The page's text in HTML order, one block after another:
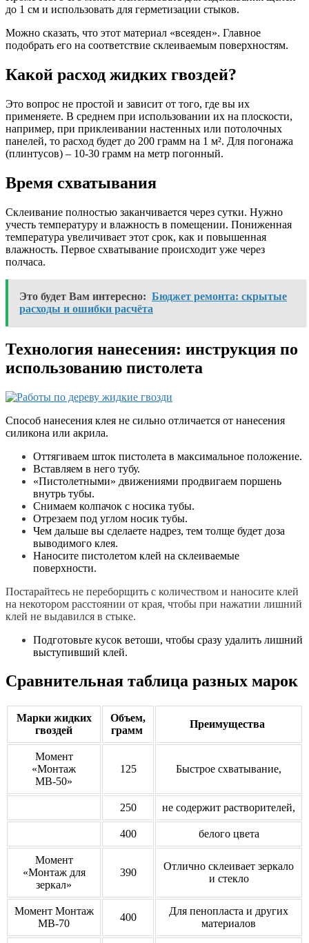
до 1 см и использовать для герметизации стыков.
Можно сказать, что этот материал «всеяден». Главное
подобрать его на соответствие склеиваемым поверхностям.
Какой расход жидких гвоздей?
Это вопрос не простой и зависит от того, где вы их
применяете. В среднем при использовании их на плоскости,
например, при приклеивании настенных или потолочных
панелей, то расход будет до 200 грамм на 1 м². Для погонажа
(плинтусов) – 10-30 грамм на метр погонный.
Время схватывания
Склеивание полностью заканчивается через сутки. Нужно
учесть температуру и влажность в помещении. Пониженная
температура увеличивает этот срок, как и повышенная
влажность. Первое схватывание происходит уже через
полчаса.
Это будет Вам интересно: Бюджет ремонта: скрытые
расходы и ошибки расчёта
Технология нанесения: инструкция по
использованию пистолета
Способ нанесения клея не сильно отличается от нанесения
силикона или акрила.
Оттягиваем шток пистолета в максимальное положение.
Вставляем в него тубу.
«Пистолетными» движениями продвигаем поршень
внутрь тубы.
Снимаем колпачок с носика тубы.
Отрезаем под углом носик тубы.
Чем дальше вы сделаете надрез, тем толще будет доза
выводимого клея.
Наносите пистолетом клей на склеиваемые
поверхности.
Постарайтесь не переборщить с количеством и наносите клей
на некотором расстоянии от края, чтобы при нажатии лишний
клей не выдавился в стыке.
Подготовьте кусок ветоши, чтобы сразу удалить лишний
выступивший клей.
Сравнительная таблица разных марок
Марки жидких
гвоздей
Объем,
грамм
Преимущества
Момент
«Монтаж
МВ-50»
125 Быстрое схватывание,
250 не содержит растворителей,
400 белого цвета
Момент
«Монтаж для
зеркал»
390
Отлично склеивает зеркало
и стекло
Момент Монтаж
МВ-70
400
Для пенопласта и других
материалов